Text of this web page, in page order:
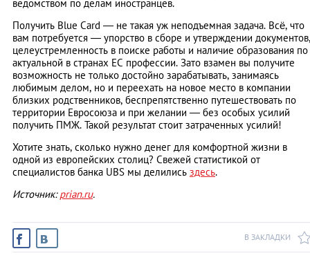
ведомством по делам иностранцев.
Получить Blue Card — не такая уж неподъемная задача. Всё, что
вам потребуется — упорство в сборе и утверждении документов,
целеустремленность в поиске работы и наличие образования по
актуальной в странах ЕС профессии. Зато взамен вы получите
возможность не только достойно зарабатывать, занимаясь
любимым делом, но и переехать на новое место в компании
близких родственников, беспрепятственно путешествовать по
территории Евросоюза и при желании — без особых усилий
получить ПМЖ. Такой результат стоит затраченных усилий!
Хотите знать, сколько нужно денег для комфортной жизни в
одной из европейских столиц? Свежей статистикой от
специалистов банка UBS мы делились здесь.
Источник:prian.ru.
В ЗАКЛАДКИ